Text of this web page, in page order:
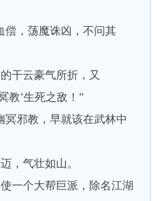
，荡魔诛凶，不问其
云豪气所折，又
教’生死之敌！”
邪教，早就该在武林中
气壮如山。
个大帮巨派，除名江湖